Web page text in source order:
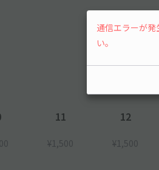
11
¥1,500
12
¥1,500
通信エラーが
い。